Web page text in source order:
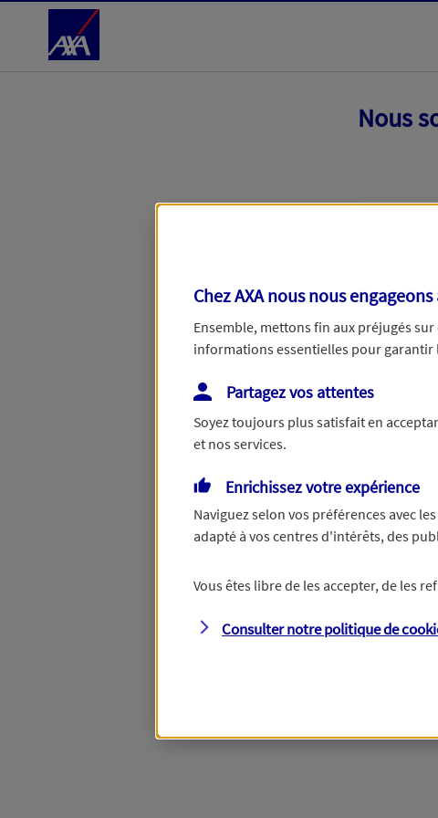
Accéder au Contenu
Nous
Chez AXA nous nous
Ensemble, mettons fin aux préjugés
informations essentielles pour garantir
Partagez vos attentes
Soyez toujours plus satisfait en
et nos services.
Enrichissez votre expérience
Naviguez selon vos préférences avec les
adapté à vos centres d'intérêts, des
Vous êtes libre de les accepter, de les
Consulter notre politique de